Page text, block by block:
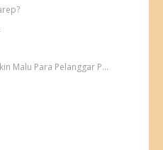
Malu Para Pelanggar P...